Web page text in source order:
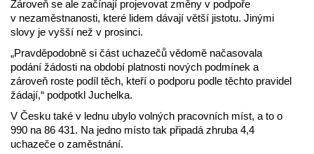
Zároveň se ale začínají projevovat změny v podpoře
v nezaměstnanosti, které lidem dávají větší jistotu. Jinými
slovy je vyšší než v prosinci.
„Pravděpodobně si část uchazečů vědomě načasovala
podání žádosti na období platnosti nových podmínek a
zároveň roste podíl těch, kteří o podporu podle těchto pravidel
žádají,“ podpotkl Juchelka.
V Česku také v lednu ubylo volných pracovních míst, a to o
990 na 86 431. Na jedno místo tak připadá zhruba 4,4
uchazeče o zaměstnání.